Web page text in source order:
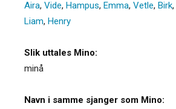
Aira, Vide, Hampus, Emma, Vetle, Birk,
Liam, Henry
Slik uttales Mino:
minå
Navn i samme sjanger som Mino: